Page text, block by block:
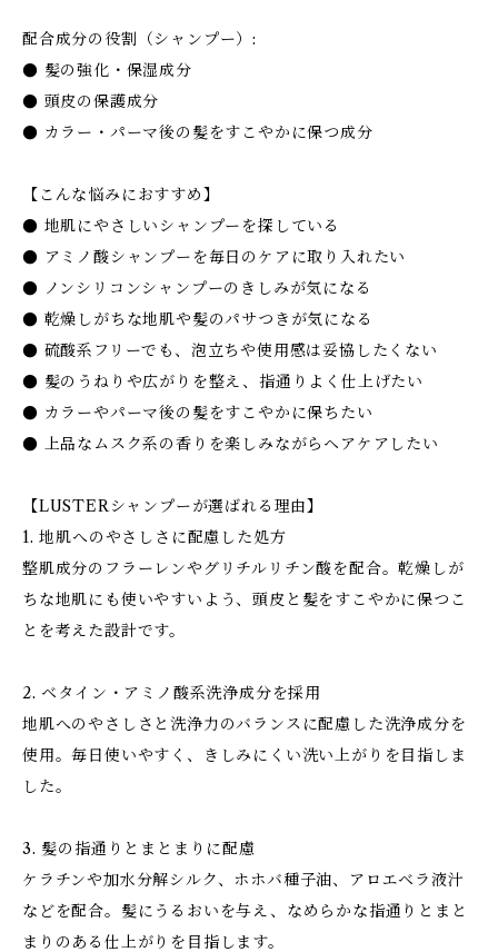
配合成分の役割（シャンプー）:
● 髪の強化・保湿成分
● 頭皮の保護成分
● カラー・パーマ後の髪をすこやかに保つ成分
【こんな悩みにおすすめ】
● 地肌にやさしいシャンプーを探している
● アミノ酸シャンプーを毎日のケアに取り入れたい
● ノンシリコンシャンプーのきしみが気になる
● 乾燥しがちな地肌や髪のパサつきが気になる
● 硫酸系フリーでも、泡立ちや使用感は妥協したくない
● 髪のうねりや広がりを整え、指通りよく仕上げたい
● カラーやパーマ後の髪をすこやかに保ちたい
● 上品なムスク系の香りを楽しみながらヘアケアしたい
【LUSTERシャンプーが選ばれる理由】
1. 地肌へのやさしさに配慮した処方
整肌成分のフラーレンやグリチルリチン酸を配合。乾燥しが
ちな地肌にも使いやすいよう、頭皮と髪をすこやかに保つこ
とを考えた設計です。
2. ベタイン・アミノ酸系洗浄成分を採用
地肌へのやさしさと洗浄力のバランスに配慮した洗浄成分を
使用。毎日使いやすく、きしみにくい洗い上がりを目指しま
した。
3. 髪の指通りとまとまりに配慮
ケラチンや加水分解シルク、ホホバ種子油、アロエベラ液汁
などを配合。髪にうるおいを与え、なめらかな指通りとまと
まりのある仕上がりを目指します。